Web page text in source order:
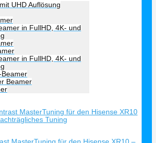
UHD Auflösung
in FullHD, 4K- und
in FullHD, 4K- und
Beamer
Beamer